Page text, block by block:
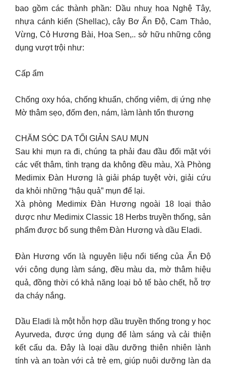
bao gồm các thành phần: Dầu nhuỵ hoa Nghệ Tây,
nhựa cánh kiến (Shellac), cây Bơ Ấn Độ, Cam Thảo,
Vừng, Cỏ Hương Bài, Hoa Sen,.. sở hữu những công
dụng vượt trội như:
Cấp ẩm
Chống oxy hóa, chống khuẩn, chống viêm, dị ứng nhẹ
Mờ thâm sẹo, đốm đen, nám, làm lành tổn thương
CHĂM SÓC DA TỐI GIẢN SAU MỤN
Sau khi mụn ra đi, chúng ta phải đau đầu đối mặt với
các vết thâm, tình trạng da không đều màu, Xà Phòng
Medimix Đàn Hương là giải pháp tuyệt vời, giải cứu
da khỏi những “hậu quả” mụn để lại.
Xà phòng Medimix Đàn Hương ngoài 18 loại thảo
dược như Medimix Classic 18 Herbs truyền thống, sản
phẩm được bổ sung thêm Đàn Hương và dầu Eladi.
Đàn Hương vốn là nguyên liệu nổi tiếng của Ấn Độ
với công dụng làm sáng, đều màu da, mờ thâm hiệu
quả, đồng thời có khả năng loại bỏ tế bào chết, hỗ trợ
da cháy nắng.
Dầu Eladi là một hỗn hợp dầu truyền thống trong y học
Ayurveda, được ứng dụng để làm sáng và cải thiện
kết cấu da. Đây là loại dầu dưỡng thiên nhiên lành
tính và an toàn với cả trẻ em, giúp nuôi dưỡng làn da